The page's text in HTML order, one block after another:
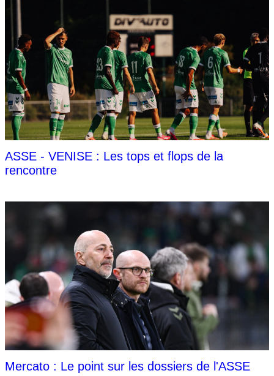
ASSE - VENISE : Les tops et flops de la
rencontre
Mercato : Le point sur les dossiers de l'ASSE